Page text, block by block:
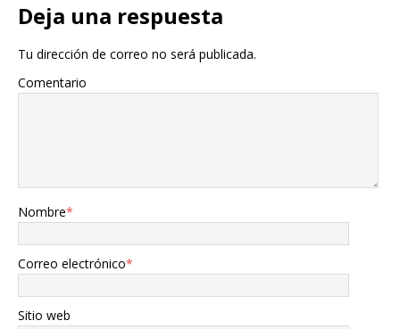
Deja una respuesta
Tu dirección de correo no será publicada.
Comentario
Nombre*
Correo electrónico*
Sitio web